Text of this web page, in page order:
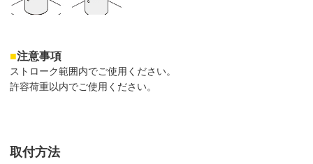
■注意事項
ストローク範囲内でご使用ください。
許容荷重以内でご使用ください。
取付方法